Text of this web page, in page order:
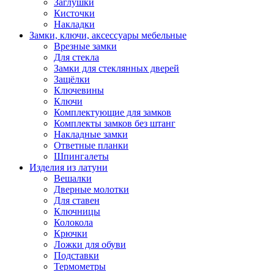
Заглушки
Кисточки
Накладки
Замки, ключи, аксессуары мебельные
Врезные замки
Для стекла
Замки для стеклянных дверей
Защёлки
Ключевины
Ключи
Комплектующие для замков
Комплекты замков без штанг
Накладные замки
Ответные планки
Шпингалеты
Изделия из латуни
Вешалки
Дверные молотки
Для ставен
Ключницы
Колокола
Крючки
Ложки для обуви
Подставки
Термометры